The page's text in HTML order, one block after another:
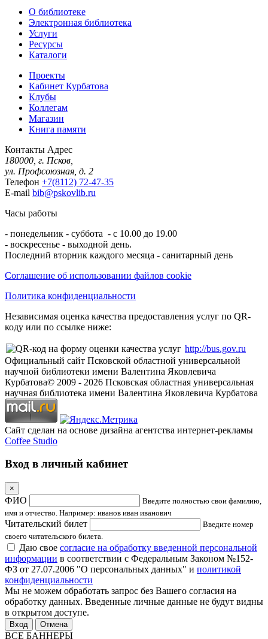
О библиотеке
Электронная библиотека
Услуги
Ресурсы
Каталоги
Проекты
Кабинет Курбатова
Клубы
Коллегам
Магазин
Книга памяти
Контакты Адрес
180000, г. Псков,
ул. Профсоюзная, д. 2
Телефон +7(8112) 72-47-35
E-mail bib@pskovlib.ru
Часы работы
- понедельник - суббота - с 10.00 до 19.00
- воскресенье - выходной день.
Последний вторник каждого месяца - санитарный день
Соглашение об использовании файлов cookie
Политика конфиденциальности
Независимая оценка качества предоставления услуг по QR-
коду или по ссылке ниже:
http://bus.gov.ru
Официальный сайт Псковской областной универсальной
научной библиотеки имени Валентина Яковлевича
Курбатова© 2009 - 2026 Псковская областная универсальная
научная библиотека имени Валентина Яковлевича Курбатова
Сайт сделан на основе дизайна агентства интернет-рекламы
Coffee Studio
Вход в личный кабинет
×
ФИО
Введите полностью свои фамилию,
имя и отчество. Например: иванов иван иванович
Читательский билет
Введите номер
своего читательского билета.
Даю свое согласие на обработку введенной персональной
информации в соответствии с Федеральным Законом №152-
ФЗ от 27.07.2006 "О персональных данных" и политикой
конфиденциальности
Мы не можем обработать запрос без Вашего согласия на
обработку данных. Введенные личные данные не будут видны
в открытом доступе.
Отмена
ВСЕ БАННЕРЫ